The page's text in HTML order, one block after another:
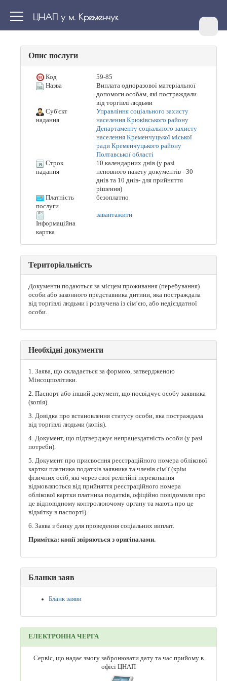
ЦНАП у м. Кременчук
Опис послуги
Код
59-85
Назва
Виплата одноразової матеріальної
допомоги особам, які постраждали
від торгівлі людьми
Суб'єкт
надання
Управління соціального захисту
населення Крюківського району
Департаменту соціального захисту
населення Кременчуцької міської
ради Кременчуцького району
Полтавської області
Строк
надання
10 календарних днів (у разі
неповного пакету документів - 30
днів та 10 днів- для прийняття
рішення)
Платність
послуги
безоплатно
Інформаційна
картка
завантажити
Територіальність
Документи подаються за місцем проживання (перебування)
особи або законного представника дитини, яка постраждала
від торгівлі людьми і розлучена із сім’єю, або недієздатної
особи.
Необхідні документи
1. Заява, що складається за формою, затвердженою
Мінсоцполітики.
2. Паспорт або інший документ, що посвідчує особу заявника
(копія).
3. Довідка про встановлення статусу особи, яка постраждала
від торгівлі людьми (копія).
4. Документ, що підтверджує непрацездатність особи (у разі
потреби).
5. Документ про присвоєння реєстраційного номера облікової
картки платника податків заявника та членів сім’ї (крім
фізичних осіб, які через свої релігійні переконання
відмовляються від прийняття реєстраційного номера
облікової картки платника податків, офіційно повідомили про
це відповідному контролюючому органу та мають про це
відмітку в паспорті).
6. Заява з банку для проведення соціальних виплат.
Примітка: копії звіряються з оригіналами.
Бланки заяв
Бланк заяви
ЕЛЕКТРОННА ЧЕРГА
Сервіс, що надає змогу забронювати дату та час прийому в
офісі ЦНАП